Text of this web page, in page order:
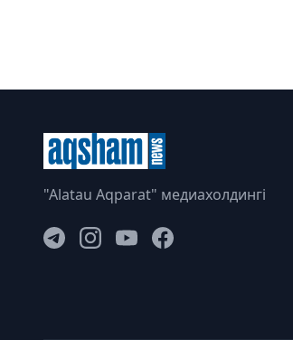
"Alatau Aqparat" медиахолдингі